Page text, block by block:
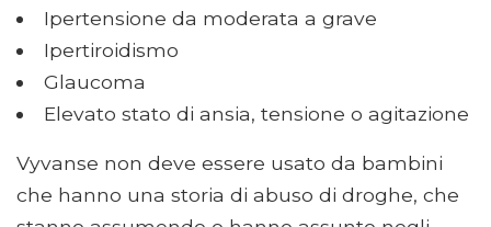
Ipertensione da moderata a grave
Ipertiroidismo
Glaucoma
Elevato stato di ansia, tensione o agitazione
Vyvanse non deve essere usato da bambini
che hanno una storia di abuso di droghe, che